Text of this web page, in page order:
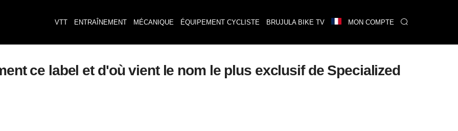
VTT ENTRAÎNEMENT MÉCANIQUE ÉQUIPEMENT CYCLISTE BRUJULA BIKE TV MON COMPTE
ce label et d'où vient le nom le plus exclusif de Specialized